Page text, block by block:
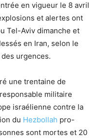
en vigueur le 8 avril
et alertes ont
Tel-Aviv dimanche et
en Iran, selon le
urgences.
une trentaine de
militaire
israélienne contre la
du Hezbollah pro-
sont mortes et 20